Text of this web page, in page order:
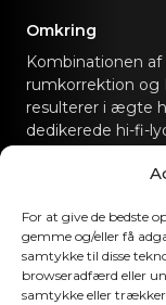
For at give de bedste
gemme og/eller få
samtykke til disse
browseradfærd eller
samtykke eller
Omkring
Kombinationen
rumkorrektion og
resulterer i ægte
dedikerede hi-fi-